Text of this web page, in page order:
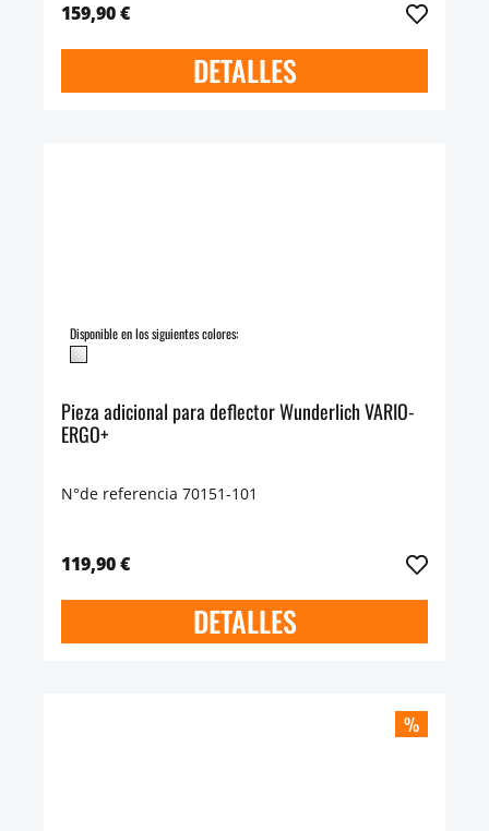
159,90 €
DETALLES
Disponible en los siguientes colores:
Pieza adicional para deflector Wunderlich VARIO-
ERGO+
N°de referencia 70151-101
119,90 €
DETALLES
%